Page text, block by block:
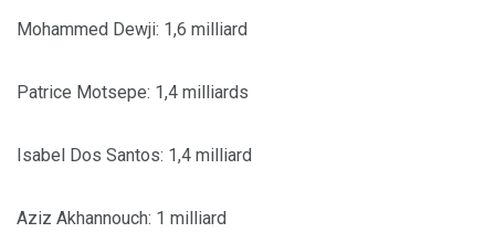
Mohammed Dewji: 1,6 milliard
Patrice Motsepe: 1,4 milliards
Isabel Dos Santos: 1,4 milliard
Aziz Akhannouch: 1 milliard